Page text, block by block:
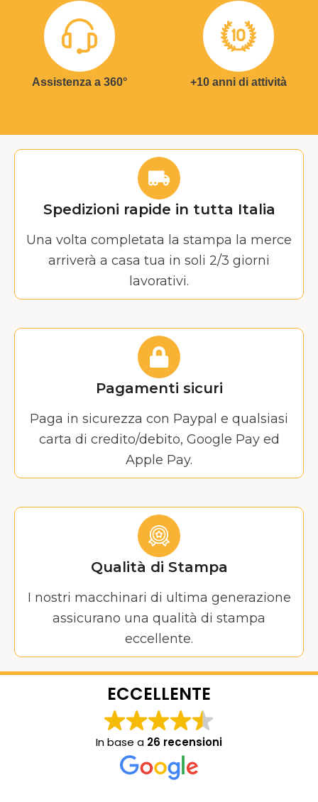
Assistenza a 360° +10 anni di attività
Spedizioni rapide in tutta Italia
Una volta completata la stampa la merce
arriverà a casa tua in soli 2/3 giorni
lavorativi.
Pagamenti sicuri
Paga in sicurezza con Paypal e qualsiasi
carta di credito/debito, Google Pay ed
Apple Pay.
Qualità di Stampa
I nostri macchinari di ultima generazione
assicurano una qualità di stampa
eccellente.
ECCELLENTE
In base a 26 recensioni